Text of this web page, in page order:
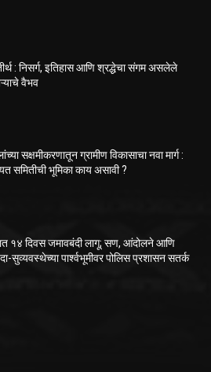
: निसर्ग, इतिहास आणि श्रद्धेचा संगम असलेले
वैभव
सक्षमीकरणातून ग्रामीण विकासाचा नवा मार्ग :
समितीची भूमिका काय असावी ?
१४ दिवस जमावबंदी लागू; सण, आंदोलने आणि
सुव्यवस्थेच्या पार्श्वभूमीवर पोलिस प्रशासन सतर्क